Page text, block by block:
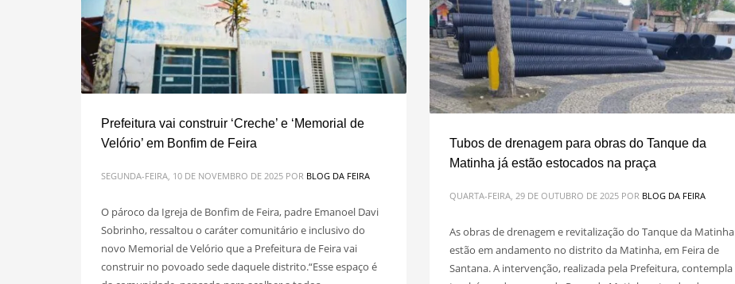
Prefeitura vai construir ‘Creche’ e ‘Memorial de
Velório’ em Bonfim de Feira
SEGUNDA-FEIRA, 10 DE NOVEMBRO DE 2025 POR BLOG DA FEIRA
O pároco da Igreja de Bonfim de Feira, padre Emanoel Davi
Sobrinho, ressaltou o caráter comunitário e inclusivo do
novo Memorial de Velório que a Prefeitura de Feira vai
construir no povoado sede daquele distrito.“Esse espaço é
Tubos de drenagem para obras do Tanque da
Matinha já estão estocados na praça
QUARTA-FEIRA, 29 DE OUTUBRO DE 2025 POR BLOG DA FEIRA
As obras de drenagem e revitalização do Tanque da Matinha
estão em andamento no distrito da Matinha, em Feira de
Santana. A intervenção, realizada pela Prefeitura, contempla